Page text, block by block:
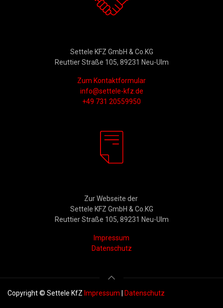
Settele KFZ GmbH & Co.KG
Reuttier Straße 105, 89231 Neu-Ulm
Zum Kontaktformular
info@settele-kfz.de
+49 731 20559950
Zur Webseite der
Settele KFZ GmbH & Co.KG
Reuttier Straße 105, 89231 Neu-Ulm
Impressum
Datenschutz
Copyright © Settele KfZ Impressum Datenschutz